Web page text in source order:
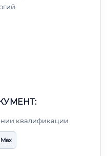
квалификации